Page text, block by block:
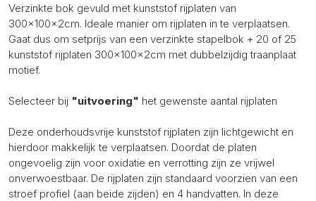
Verzinkte bok gevuld met kunststof rijplaten van
300x100x2cm. Ideale manier om rijplaten in te verplaatsen.
Gaat dus om setprijs van een verzinkte stapelbok + 20 of 25
kunststof rijplaten 300x100x2cm met dubbelzijdig traanplaat
motief.
Selecteer bij "uitvoering" het gewenste aantal rijplaten
Deze onderhoudsvrije kunststof rijplaten zijn lichtgewicht en
hierdoor makkelijk te verplaatsen. Doordat de platen
ongevoelig zijn voor oxidatie en verrotting zijn ze vrijwel
onverwoestbaar. De rijplaten zijn standaard voorzien van een
stroef profiel (aan beide zijden) en 4 handvatten. In deze